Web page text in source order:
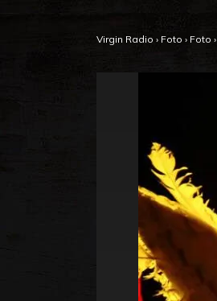
Virgin Radio › Foto › Foto ›